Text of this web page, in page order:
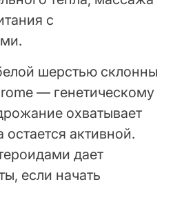
с
шерстью склонны
— генетическому
охватывает
остается активной.
дает
если начать